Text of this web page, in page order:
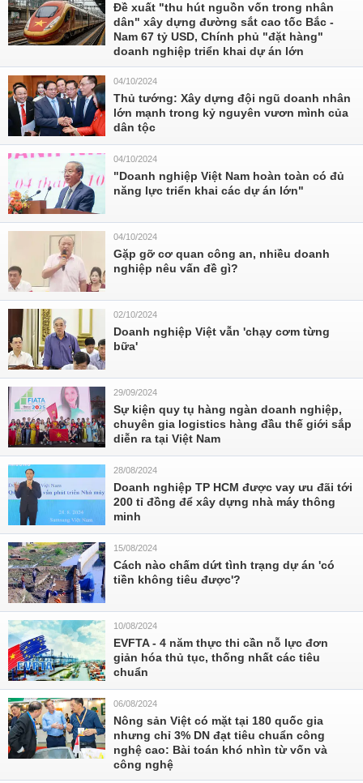
Đề xuất "thu hút nguồn vốn trong nhân
dân" xây dựng đường sắt cao tốc Bắc -
Nam 67 tỷ USD, Chính phủ "đặt hàng"
doanh nghiệp triển khai dự án lớn
04/10/2024
Thủ tướng: Xây dựng đội ngũ doanh nhân
lớn mạnh trong kỷ nguyên vươn mình của
dân tộc
04/10/2024
"Doanh nghiệp Việt Nam hoàn toàn có đủ
năng lực triển khai các dự án lớn"
04/10/2024
Gặp gỡ cơ quan công an, nhiều doanh
nghiệp nêu vấn đề gì?
02/10/2024
Doanh nghiệp Việt vẫn 'chạy cơm từng
bữa'
29/09/2024
Sự kiện quy tụ hàng ngàn doanh nghiệp,
chuyên gia logistics hàng đầu thế giới sắp
diễn ra tại Việt Nam
28/08/2024
Doanh nghiệp TP HCM được vay ưu đãi tới
200 tỉ đồng để xây dựng nhà máy thông
minh
15/08/2024
Cách nào chấm dứt tình trạng dự án 'có
tiền không tiêu được'?
10/08/2024
EVFTA - 4 năm thực thi cần nỗ lực đơn
giản hóa thủ tục, thống nhất các tiêu
chuẩn
06/08/2024
Nông sản Việt có mặt tại 180 quốc gia
nhưng chỉ 3% DN đạt tiêu chuẩn công
nghệ cao: Bài toán khó nhìn từ vốn và
công nghệ